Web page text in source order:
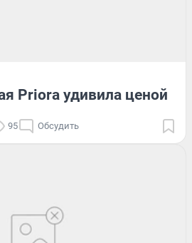
Priora удивила ценой
95 Обсудить